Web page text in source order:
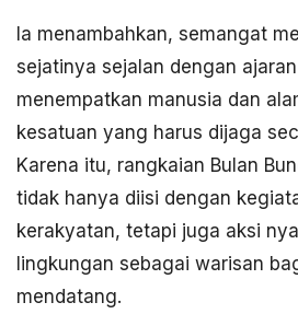
Ia menambahkan, semangat
sejatinya sejalan dengan
menempatkan manusia dan
kesatuan yang harus dijaga
Karena itu, rangkaian Bulan
tidak hanya diisi dengan
kerakyatan, tetapi juga aksi
lingkungan sebagai warisan
mendatang.